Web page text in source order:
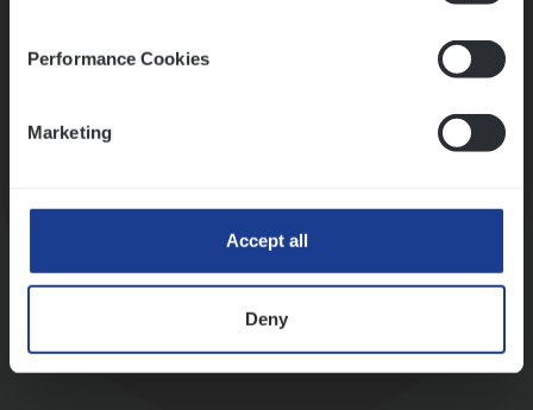
Performance Cookies
Marketing
Accept all
Deny